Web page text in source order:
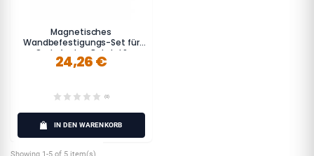
Magnetisches
Wandbefestigungs-Set für
Gurtpfosten Potelet®
(Komplett-Kit)
24,26 €
(0)
IN DEN WARENKORB
Showing 1-5 of 5 item(s)